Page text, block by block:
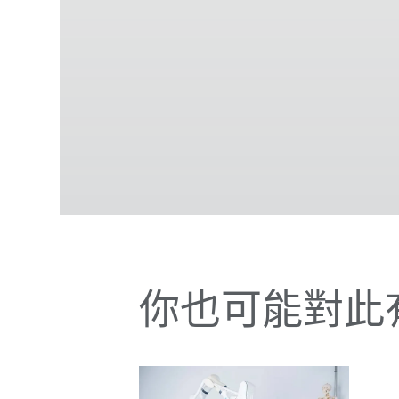
你也可能對此